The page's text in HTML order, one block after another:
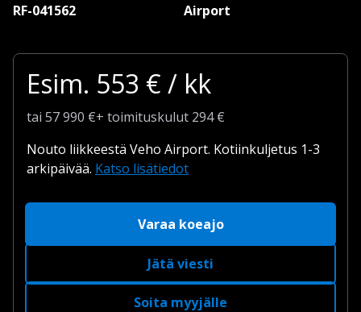
RF-041562 Airport
Esim. 553 € / kk
tai 57 990 €+ toimituskulut 294 €
Nouto liikkeestä Veho Airport. Kotiinkuljetus 1-3
arkipäivää. Katso lisätiedot
Varaa koeajo
Jätä viesti
Soita myyjälle